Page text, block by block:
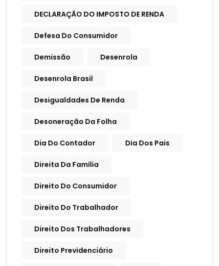
DECLARAÇÃO DO IMPOSTO DE RENDA
Defesa Do Consumidor
Demissão Desenrola
Desenrola Brasil
Desigualdades De Renda
Desoneração Da Folha
Dia Do Contador Dia Dos Pais
Direita Da Família
Direito Do Consumidor
Direito Do Trabalhador
Direito Dos Trabalhadores
Direito Previdenciário